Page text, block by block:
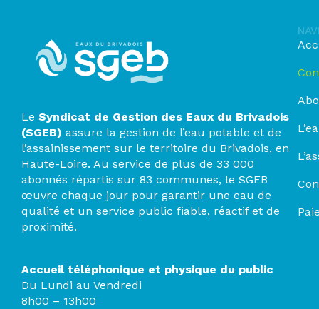
Le Syndicat de Gestion des Eaux du Brivadois
(SGEB) assure la gestion de l’eau potable et de
l’assainissement sur le territoire du Brivadois, en
Haute-Loire. Au service de plus de 33 000
abonnés répartis sur 83 communes, le SGEB
œuvre chaque jour pour garantir une eau de
qualité et un service public fiable, réactif et de
proximité.
Accueil téléphonique et physique du public
Du Lundi au Vendredi
8h00 – 13h00